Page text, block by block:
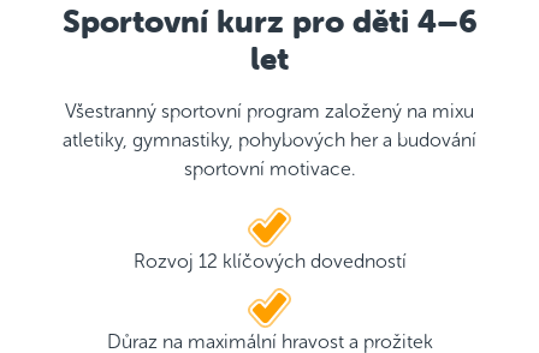
Sportovní kurz pro děti 4–6
let
Všestranný sportovní program založený na mixu
atletiky, gymnastiky, pohybových her a budování
sportovní motivace.
Rozvoj 12 klíčových dovedností
Důraz na maximální hravost a prožitek